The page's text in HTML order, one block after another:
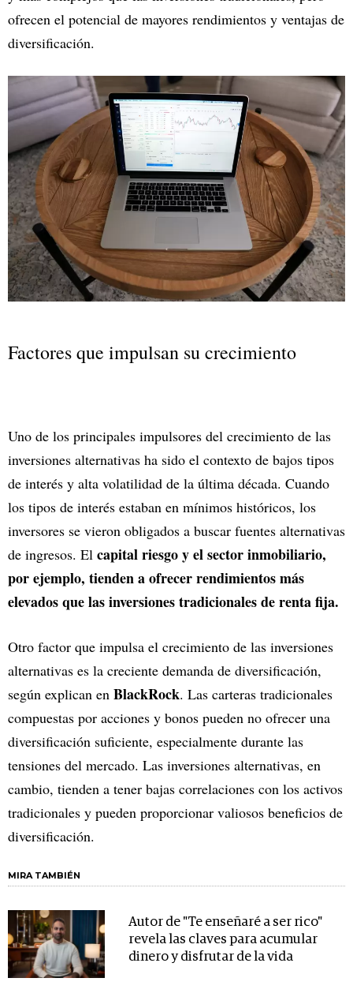
ofrecen el potencial de mayores rendimientos y ventajas de
diversificación.
Factores que impulsan su crecimiento
Uno de los principales impulsores del crecimiento de las
inversiones alternativas ha sido el contexto de bajos tipos
de interés y alta volatilidad de la última década. Cuando
los tipos de interés estaban en mínimos históricos, los
inversores se vieron obligados a buscar fuentes alternativas
de ingresos. El capital riesgo y el sector inmobiliario,
por ejemplo, tienden a ofrecer rendimientos más
elevados que las inversiones tradicionales de renta fija.
Otro factor que impulsa el crecimiento de las inversiones
alternativas es la creciente demanda de diversificación,
según explican en BlackRock. Las carteras tradicionales
compuestas por acciones y bonos pueden no ofrecer una
diversificación suficiente, especialmente durante las
tensiones del mercado. Las inversiones alternativas, en
cambio, tienden a tener bajas correlaciones con los activos
tradicionales y pueden proporcionar valiosos beneficios de
diversificación.
MIRA TAMBIÉN
Autor de "Te enseñaré a ser rico"
revela las claves para acumular
dinero y disfrutar de la vida